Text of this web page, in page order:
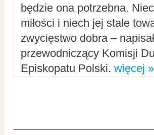
będzie ona potrzebna.
miłości i niech jej stale
zwycięstwo dobra –
przewodniczący Komisji
Episkopatu Polski. więcej »